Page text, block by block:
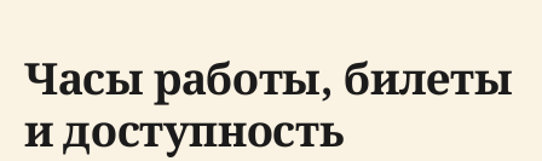
Часы работы, билеты
и доступность